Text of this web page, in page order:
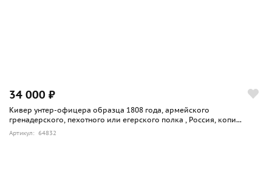
34 000 ₽
Кивер унтер-офицера образца 1808 года, армейского
гренадерского, пехотного или егерского полка , Россия, копи...
Артикул: 64832